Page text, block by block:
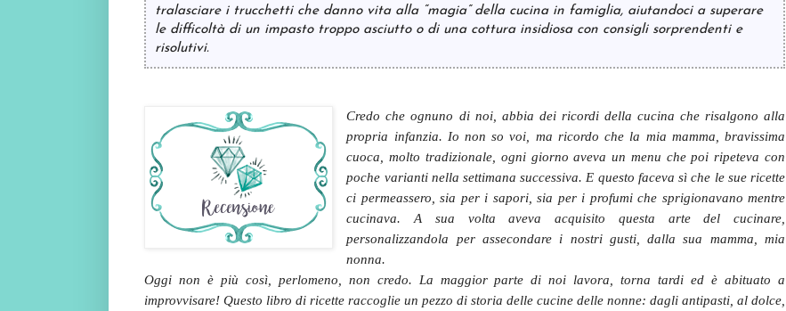
tralasciare i trucchetti che danno vita alla “magia” della cucina in famiglia, aiutandoci a superare
le difficoltà di un impasto troppo asciutto o di una cottura insidiosa con consigli sorprendenti e
risolutivi.
Credo che ognuno di noi, abbia dei ricordi della cucina che risalgono alla
propria infanzia. Io non so voi, ma ricordo che la mia mamma, bravissima
cuoca, molto tradizionale, ogni giorno aveva un menu che poi ripeteva con
poche varianti nella settimana successiva. E questo faceva sì che le sue ricette
ci permeassero, sia per i sapori, sia per i profumi che sprigionavano mentre
cucinava. A sua volta aveva acquisito questa arte del cucinare,
personalizzandola per assecondare i nostri gusti, dalla sua mamma, mia
nonna.
Oggi non è più così, perlomeno, non credo. La maggior parte di noi lavora, torna tardi ed è abituato a
improvvisare! Questo libro di ricette raccoglie un pezzo di storia delle cucine delle nonne: dagli antipasti, al dolce,